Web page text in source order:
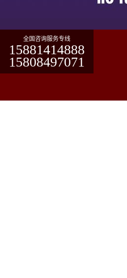
全国咨询服务专线
15881414888
15808497071